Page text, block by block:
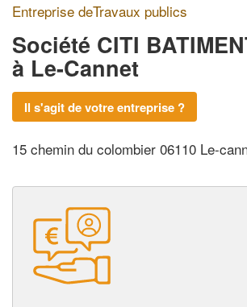
Entreprise deTravaux publics
Société CITI
à Le-Cannet
Il s'agit de votre entreprise ?
15 chemin du colombier 06110 Le-